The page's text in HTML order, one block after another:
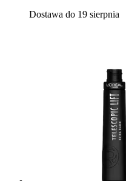
Dostawa do 19 sierpnia